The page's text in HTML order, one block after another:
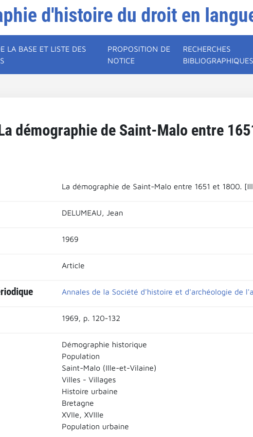
d'histoire du droit en
LA BASE ET LISTE DES
PROPOSITION DE
NOTICE
RECHERCHES
BIBLIOGRAPHIQUES
démographie de Saint-Malo entre
La démographie de Saint-Malo entre 1651 et 1800.
DELUMEAU, Jean
1969
Article
Annales de la Société d'histoire et d'archéologie de
1969, p. 120-132
Démographie historique
Population
Saint-Malo (Ille-et-Vilaine)
Villes - Villages
Histoire urbaine
Bretagne
XVIIe, XVIIIe
Population urbaine